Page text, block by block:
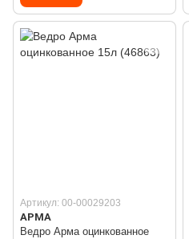
Артикул: 00-00029203
АРМА
Ведро Арма оцинкованное